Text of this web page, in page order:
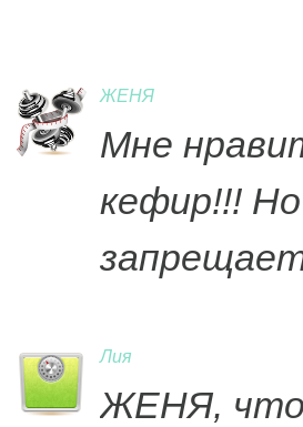
ЖЕНЯ
Мне
кефир!!! Но
Лия
ЖЕНЯ, что